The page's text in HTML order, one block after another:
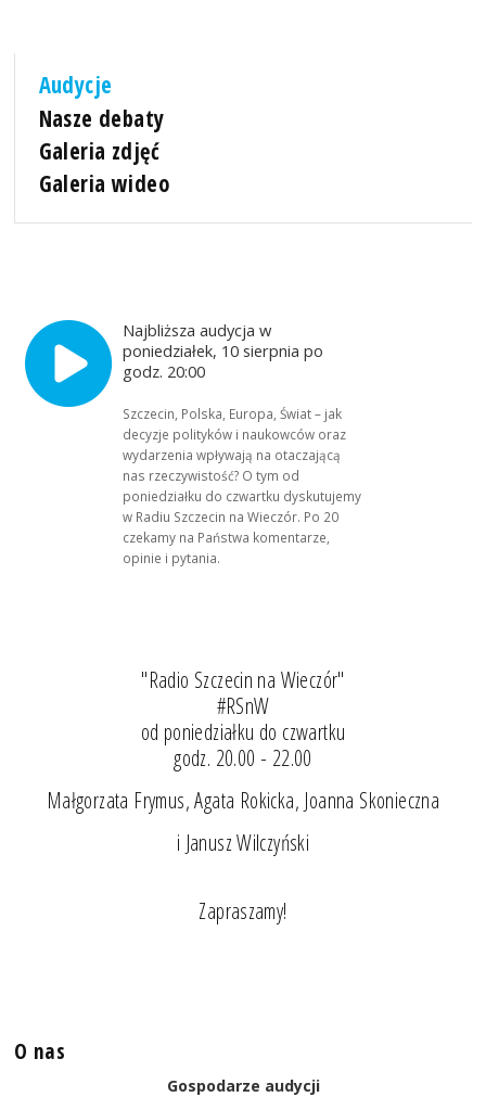
Audycje
Nasze debaty
Galeria zdjęć
Galeria wideo
Najbliższa audycja w
poniedziałek, 10 sierpnia po
godz. 20:00
Szczecin, Polska, Europa, Świat – jak
decyzje polityków i naukowców oraz
wydarzenia wpływają na otaczającą
nas rzeczywistość? O tym od
poniedziałku do czwartku dyskutujemy
w Radiu Szczecin na Wieczór. Po 20
czekamy na Państwa komentarze,
opinie i pytania.
"Radio Szczecin na Wieczór"
#RSnW
od poniedziałku do czwartku
godz. 20.00 - 22.00
Małgorzata Frymus, Agata Rokicka, Joanna Skonieczna
i Janusz Wilczyński
Zapraszamy!
O nas
Gospodarze audycji